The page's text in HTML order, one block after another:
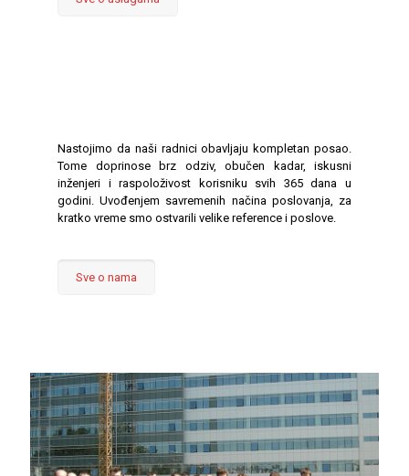
Nastojimo da naši radnici obavljaju kompletan posao.
Tome doprinose brz odziv, obučen kadar, iskusni
inženjeri i raspoloživost korisniku svih 365 dana u
godini. Uvođenjem savremenih načina poslovanja, za
kratko vreme smo ostvarili velike reference i poslove.
Sve o nama